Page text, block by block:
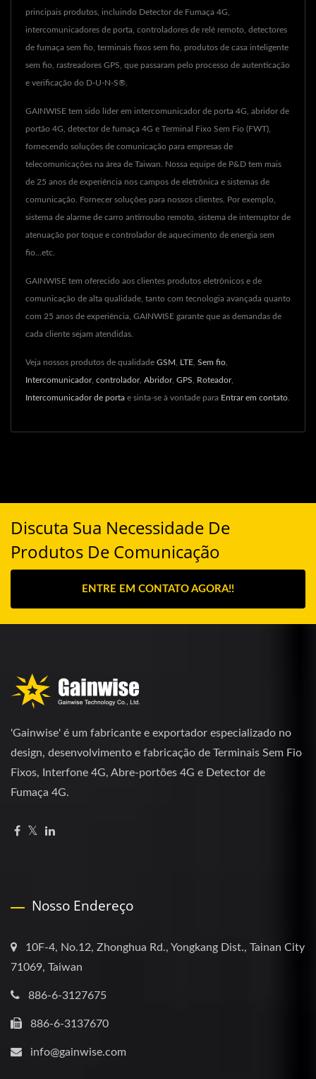
principais produtos, incluindo Detector de Fumaça 4G,
intercomunicadores de porta, controladores de relé remoto, detectores
de fumaça sem fio, terminais fixos sem fio, produtos de casa inteligente
sem fio, rastreadores GPS, que passaram pelo processo de autenticação
e verificação do D-U-N-S®.
GAINWISE tem sido líder em intercomunicador de porta 4G, abridor de
portão 4G, detector de fumaça 4G e Terminal Fixo Sem Fio (FWT),
fornecendo soluções de comunicação para empresas de
telecomunicações na área de Taiwan. Nossa equipe de P&D tem mais
de 25 anos de experiência nos campos de eletrônica e sistemas de
comunicação. Fornecer soluções para nossos clientes. Por exemplo,
sistema de alarme de carro antirroubo remoto, sistema de interruptor de
atenuação por toque e controlador de aquecimento de energia sem
fio...etc.
GAINWISE tem oferecido aos clientes produtos eletrônicos e de
comunicação de alta qualidade, tanto com tecnologia avançada quanto
com 25 anos de experiência, GAINWISE garante que as demandas de
cada cliente sejam atendidas.
Veja nossos produtos de qualidade GSM LTE Sem fio
Intercomunicador, controlador, Abridor, GPS Roteador,
Intercomunicador de porta e sinta-se à vontade para Entrar em contato
Discuta Sua Necessidade De
Produtos De Comunicação
ENTRE EM CONTATO AGORA!!
'Gainwise' é um fabricante e exportador especializado no
design, desenvolvimento e fabricação de Terminais Sem Fio
Fixos, Interfone 4G, Abre-portões 4G e Detector de
Fumaça 4G.
Nosso Endereço
10F-4, No.12, Zhonghua Rd., Yongkang Dist., Tainan City
71069, Taiwan
886-6-3127675
886-6-3137670
info@gainwise.com